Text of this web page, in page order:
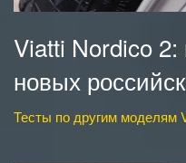
Viatti Nordico
новых
Тесты по другим моделям